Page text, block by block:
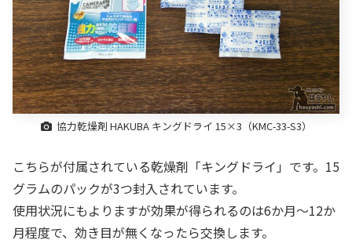
協力乾燥剤 HAKUBA キングドライ 15×3（KMC-33-S3）
こちらが付属されている乾燥剤「キングドライ」です。15
グラムのパックが3つ封入されています。
使用状況にもよりますが効果が得られるのは6か月～12か
月程度で、効き目が無くなったら交換します。